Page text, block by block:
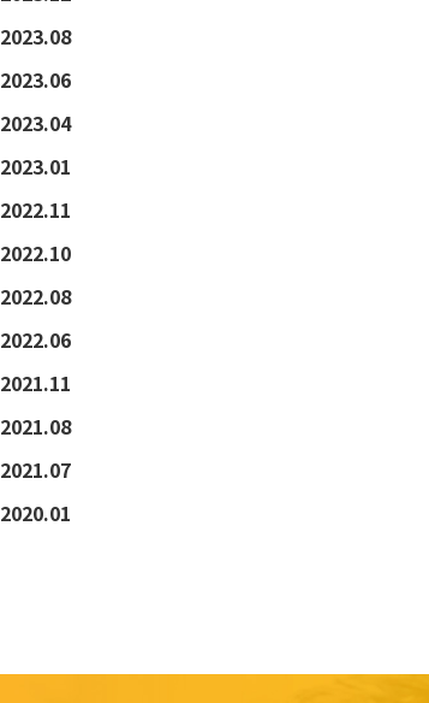
2023.08
2023.06
2023.04
2023.01
2022.11
2022.10
2022.08
2022.06
2021.11
2021.08
2021.07
2020.01